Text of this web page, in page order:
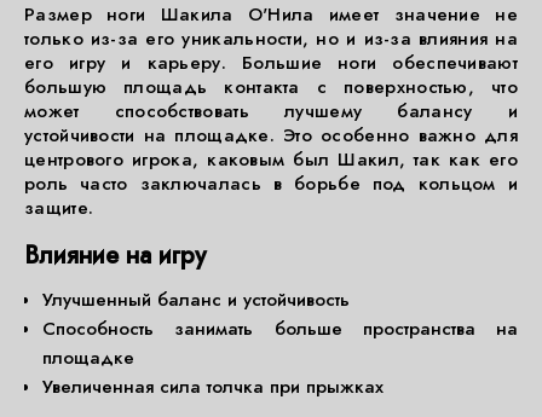
Размер ноги Шакила О'Нила имеет значение не
только из-за его уникальности, но и из-за влияния на
его игру и карьеру. Большие ноги обеспечивают
большую площадь контакта с поверхностью, что
может способствовать лучшему балансу и
устойчивости на площадке. Это особенно важно для
центрового игрока, каковым был Шакил, так как его
роль часто заключалась в борьбе под кольцом и
защите.
Влияние на игру
Улучшенный баланс и устойчивость
Способность занимать больше пространства на
площадке
Увеличенная сила толчка при прыжках